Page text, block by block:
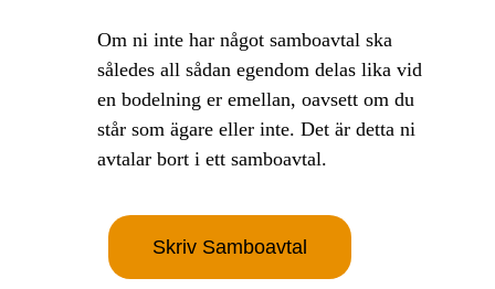
Om ni inte har något samboavtal ska
således all sådan egendom delas lika vid
en bodelning er emellan, oavsett om du
står som ägare eller inte. Det är detta ni
avtalar bort i ett samboavtal.
Skriv Samboavtal